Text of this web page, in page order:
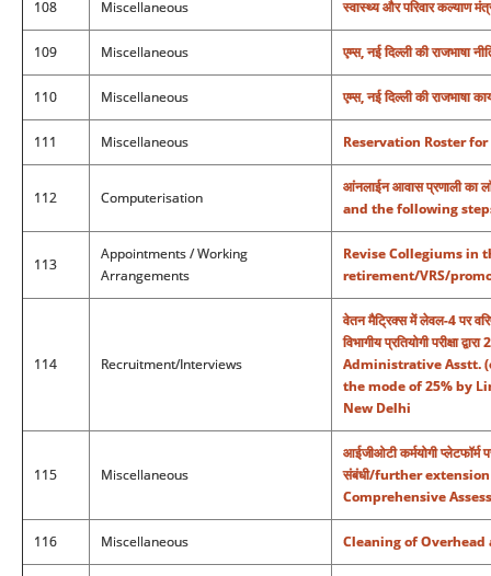
108 Miscellaneous स्‍वास्‍थ्‍य और परिवार कल्‍याण
109 Miscellaneous एम्स, नई दिल्ली की राजभाषा
110 Miscellaneous एम्स, नई दिल्ली की राजभाषा
111 Miscellaneous Reservation Roster
112 Computerisation
आंनलाईन आवास प्रणाली का
and the following
113
Appointments / Working
Arrangements
Revise Collegiums in
retirement/VRS/
114 Recruitment/Interviews
वेतन मैट्रिक्स में लेवल-4 पर
विभागीय प्रतियोगी परीक्षा
Administrative Asstt.
the mode of 25% by
New Delhi
115 Miscellaneous
आईजीओटी कर्मयोगी प्लेटफॉर्म
संबंधी/further
Comprehensive
116 Miscellaneous Cleaning of Overhead